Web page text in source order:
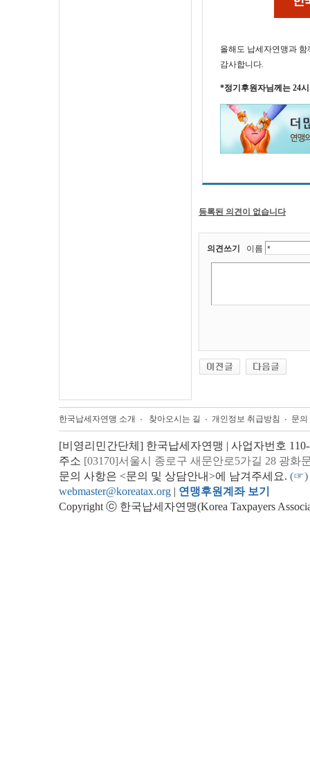
올해도 납세자연맹과
감사합니다.
*정기후원자님께는 24
등록된 의견이 없습니다
의견쓰기 이름
한국납세자연맹 소개 찾아오시는 길 개인정보 취급방침 문
[비영리민간단체] 한국납세자연맹 | 사업자번호
주소 [03170]서울시 종로구 새문안로5가길 28 광화
문의 사항은 <문의 및 상담안내>에 남겨주세요. (☞)
webmaster@koreatax.org | 연맹후원계좌 보기
Copyright ⓒ 한국납세자연맹(Korea Taxpayers